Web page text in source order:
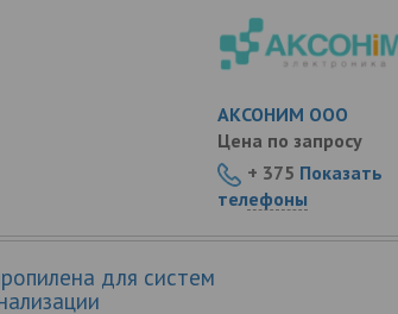
АКСОНИМ ООО
Цена по запросу
+ 375 Показать
телефоны
для систем